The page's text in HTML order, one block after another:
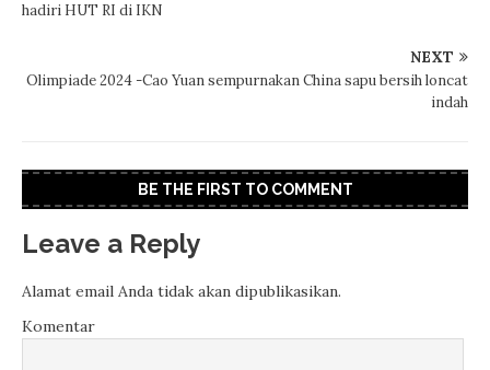
hadiri HUT RI di IKN
NEXT
Olimpiade 2024 -Cao Yuan sempurnakan China sapu bersih loncat
indah
BE THE FIRST TO COMMENT
Leave a Reply
Alamat email Anda tidak akan dipublikasikan.
Komentar